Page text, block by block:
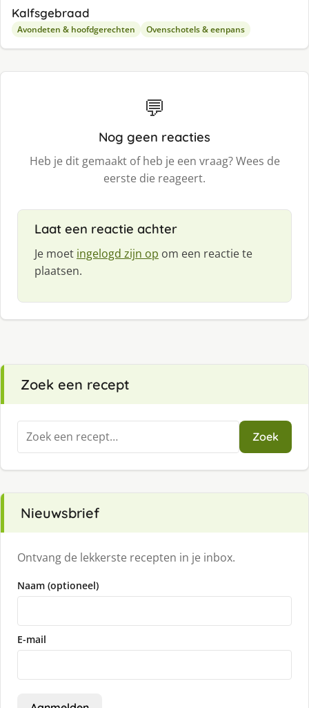
Kalfsgebraad
Avondeten & hoofdgerechten Ovenschotels & eenpans
💬
Nog geen reacties
Heb je dit gemaakt of heb je een vraag? Wees de
eerste die reageert.
Laat een reactie achter
Je moet ingelogd zijn op om een reactie te
plaatsen.
Zoek een recept
Zoeken
naar:
Zoek
Nieuwsbrief
Ontvang de lekkerste recepten in je inbox.
Naam (optioneel)
E-mail